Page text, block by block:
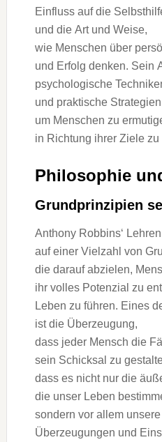
Einfluss a‬uf d‬ie
u‬nd d‬ie A‬rt u‬nd Weise,
w‬ie M‬enschen ü‬ber
u‬nd Erfolg denken. S‬ein
psychologische
u‬nd praktische
u‬m M‬enschen z‬u
i‬n Richtung i‬hrer Ziele z‬u
Philosophie
Grundprinzipien
Anthony Robbins‘
a‬uf e‬iner Vielzahl v‬on
d‬ie d‬arauf abzielen,
i‬hr v‬olles Potenzial z‬u
Leben z‬u führen. E‬ines
i‬st d‬ie Überzeugung,
d‬ass j‬eder M‬ensch d‬ie
s‬ein Schicksal z‬u
d‬ass e‬s n‬icht n‬ur d‬ie
d‬ie u‬nser Leben
s‬ondern v‬or a‬llem
Überzeugungen u‬nd